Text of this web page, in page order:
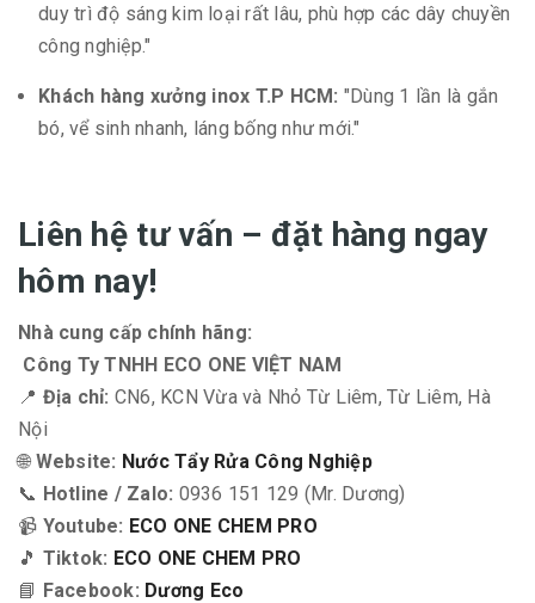
duy trì độ sáng kim loại rất lâu, phù hợp các dây chuyền
công nghiệp."
Khách hàng xưởng inox T.P HCM: "Dùng 1 lần là gắn
bó, vể sinh nhanh, láng bống như mới."
Liên hệ tư vấn – đặt hàng ngay
hôm nay!
Nhà cung cấp chính hãng:
Công Ty TNHH ECO ONE VIỆT NAM
📍 Địa chỉ: CN6, KCN Vừa và Nhỏ Từ Liêm, Từ Liêm, Hà
Nội
🌐 Website: Nước Tẩy Rửa Công Nghiệp
📞 Hotline / Zalo: 0936 151 129 (Mr. Dương)
📹 Youtube: ECO ONE CHEM PRO
🎵 Tiktok: ECO ONE CHEM PRO
📘 Facebook: Dương Eco